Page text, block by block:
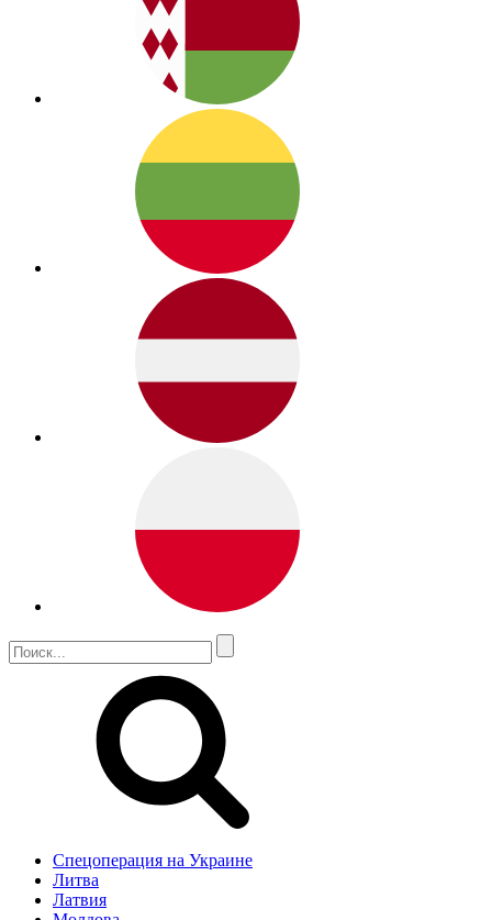
Спецоперация на Украине
Литва
Латвия